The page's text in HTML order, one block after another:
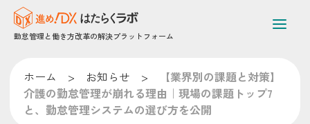
勤怠管理と働き方改革の解決プラットフォーム
ホーム > お知らせ >
【業界別の課題と対策】
介護の勤怠管理が崩れる理由｜現場の課題トップ7
と、勤怠管理システムの選び方を公開